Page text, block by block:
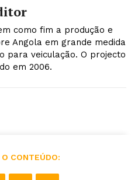
como fim a produção e
Angola em grande medida
para veiculação. O projecto
em 2006.
O CONTEÚDO: